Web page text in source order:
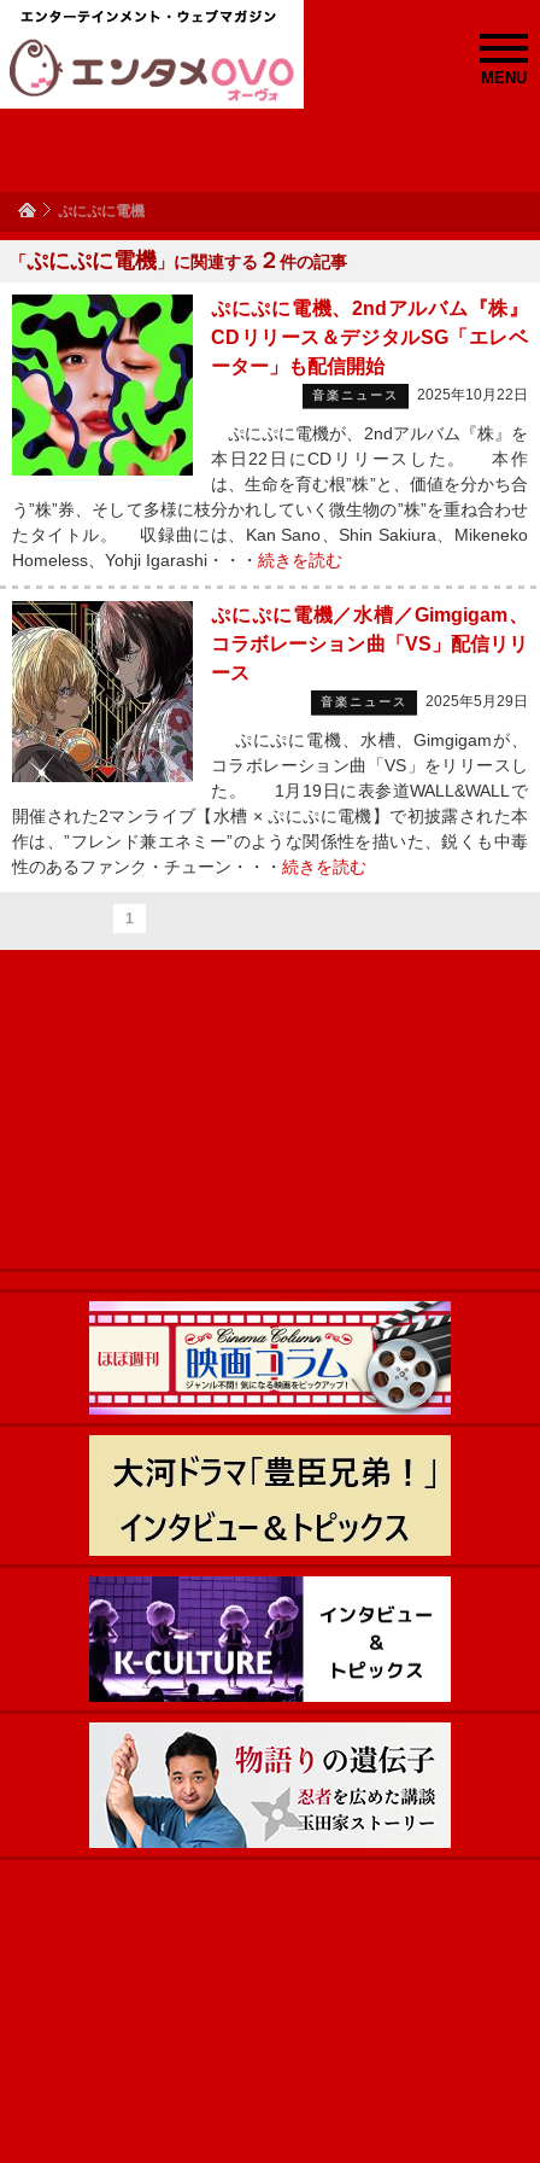
MENU
ぷにぷに電機
「ぷにぷに電機 」に関連する ２件の記事
ぷにぷに電機、2ndアルバム『株』
CDリリース＆デジタルSG「エレベ
ーター」も配信開始
音楽ニュース 2025年10月22日
ぷにぷに電機が、2ndアルバム『株』を
本日22日にCDリリースした。 本作
は、生命を育む根”株”と、価値を分かち合
う”株”券、そして多様に枝分かれしていく微生物の”株”を重ね合わせ
たタイトル。 収録曲には、Kan Sano、Shin Sakiura、Mikeneko
Homeless、Yohji Igarashi・・・ 続きを読む
ぷにぷに電機／水槽／Gimgigam、
コラボレーション曲「VS」配信リリ
ース
音楽ニュース 2025年5月29日
ぷにぷに電機、水槽、Gimgigamが、
コラボレーション曲「VS」をリリースし
た。 1月19日に表参道WALL&WALLで
開催された2マンライブ【水槽 × ぷにぷに電機】で初披露された本
作は、”フレンド兼エネミー”のような関係性を描いた、鋭くも中毒
性のあるファンク・チューン・・・ 続きを読む
1